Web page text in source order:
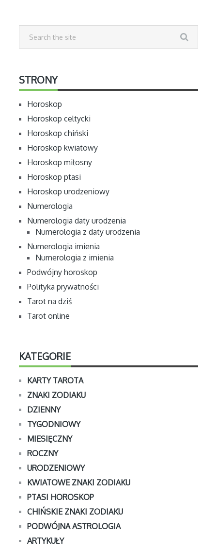
STRONY
Horoskop
Horoskop celtycki
Horoskop chiński
Horoskop kwiatowy
Horoskop miłosny
Horoskop ptasi
Horoskop urodzeniowy
Numerologia
Numerologia daty urodzenia
Numerologia z daty urodzenia
Numerologia imienia
Numerologia z imienia
Podwójny horoskop
Polityka prywatności
Tarot na dziś
Tarot online
KATEGORIE
KARTY TAROTA
ZNAKI ZODIAKU
DZIENNY
TYGODNIOWY
MIESIĘCZNY
ROCZNY
URODZENIOWY
KWIATOWE ZNAKI ZODIAKU
PTASI HOROSKOP
CHIŃSKIE ZNAKI ZODIAKU
PODWÓJNA ASTROLOGIA
ARTYKUŁY